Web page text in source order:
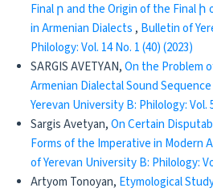
Final ր and the Origin of the Final ի
in Armenian Dialects, Bulletin of
Philology: Vol. 14 No. 1 (40) (2023)
SARGIS AVETYAN,On the Problem
Armenian Dialectal Sound
Yerevan University B: Philology: Vol.
Sargis Avetyan,On Certain
Forms of the Imperative in Modern
of Yerevan University B: Philology:
Artyom Tonoyan, Etymological